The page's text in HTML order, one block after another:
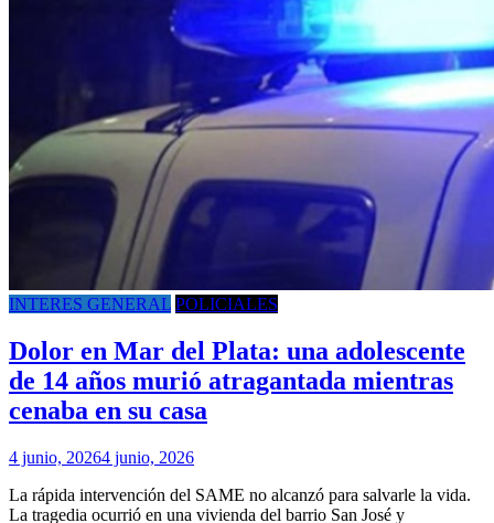
INTERES GENERAL POLICIALES
Dolor en Mar del Plata: una adolescente
de 14 años murió atragantada mientras
cenaba en su casa
4 junio, 20264 junio, 2026
La rápida intervención del SAME no alcanzó para salvarle la vida.
La tragedia ocurrió en una vivienda del barrio San José y